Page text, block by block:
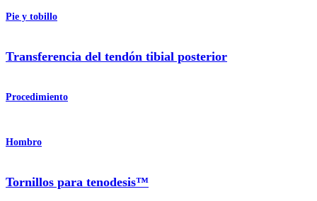
Pie y tobillo
Transferencia del tendón tibial posterior
Procedimiento
Hombro
Tornillos para tenodesis™